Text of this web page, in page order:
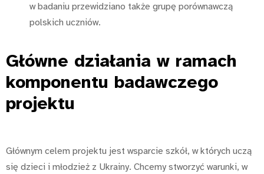
w badaniu przewidziano także grupę porównawczą
polskich uczniów.
Główne działania w ramach
komponentu badawczego
projektu
Głównym celem projektu jest wsparcie szkół, w których uczą
się dzieci i młodzież z Ukrainy. Chcemy stworzyć warunki, w